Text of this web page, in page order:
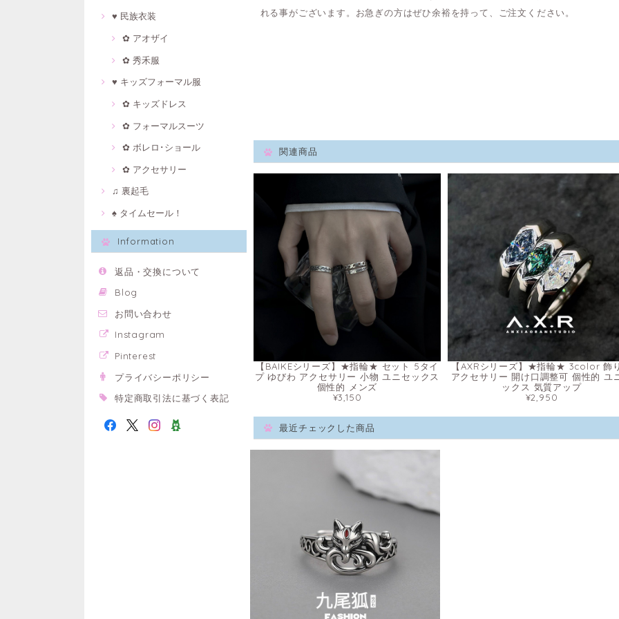
♥ 民族衣装
✿ アオザイ
✿ 秀禾服
♥ キッズフォーマル服
✿ キッズドレス
✿ フォーマルスーツ
✿ ボレロ･ショール
✿ アクセサリー
♫ 裏起毛
♠ タイムセール！
Information
返品・交換について
Blog
お問い合わせ
Instagram
Pinterest
プライバシーポリシー
特定商取引法に基づく表記
れる事がございます。お急ぎの方はぜひ余裕を持って、ご注文ください。
関連商品
【BAIKEシリーズ】★指輪★ セット 5タイ
プ ゆびわ アクセサリー 小物 ユニセックス
個性的 メンズ
¥3,150
【AXRシリーズ】★指輪★ 3color 飾
アクセサリー 開け口調整可 個性的 ユ
ックス 気質アップ
¥2,950
最近チェックした商品